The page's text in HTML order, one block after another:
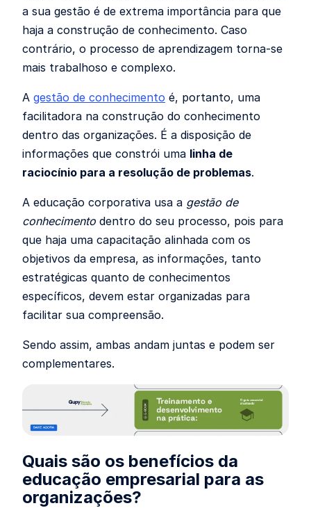
a sua gestão é de extrema importância para que
haja a construção de conhecimento. Caso
contrário, o processo de aprendizagem torna-se
mais trabalhoso e complexo.
A gestão de conhecimento é, portanto, uma
facilitadora na construção do conhecimento
dentro das organizações. É a disposição de
informações que constrói uma linha de
raciocínio para a resolução de problemas.
A educação corporativa usa a gestão de
conhecimento dentro do seu processo, pois para
que haja uma capacitação alinhada com os
objetivos da empresa, as informações, tanto
estratégicas quanto de conhecimentos
específicos, devem estar organizadas para
facilitar sua compreensão.
Sendo assim, ambas andam juntas e podem ser
complementares.
Quais são os benefícios da
educação empresarial para as
organizações?